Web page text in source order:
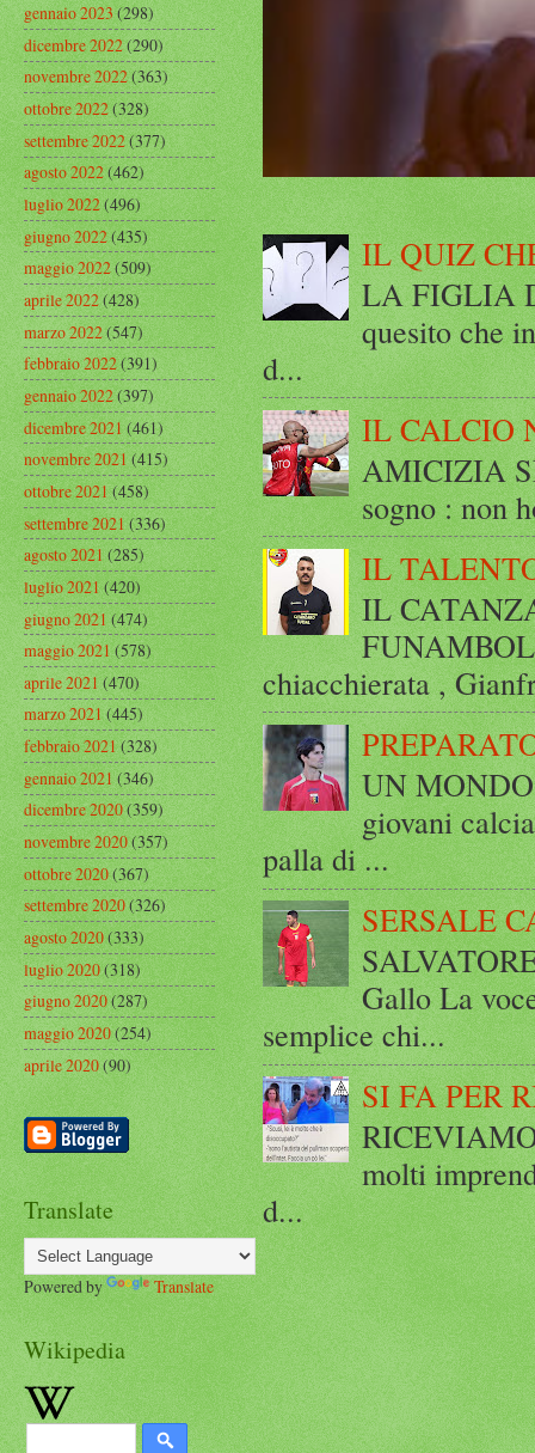
IL QUIZ
LA FIGLIA
quesito che
d...
IL CALCIO
AMICIZIA
sogno : non
IL
IL
chiacchierata ,
UN
giovani
palla di ...
SERSALE
Gallo La
semplice chi...
SI FA PER
molti
d...
gennaio 2023(298)
dicembre 2022(290)
novembre 2022(363)
ottobre 2022(328)
settembre 2022(377)
agosto 2022(462)
luglio 2022(496)
giugno 2022(435)
maggio 2022(509)
aprile 2022(428)
marzo 2022(547)
febbraio 2022(391)
gennaio 2022(397)
dicembre 2021(461)
novembre 2021(415)
ottobre 2021(458)
settembre 2021(336)
agosto 2021(285)
luglio 2021(420)
giugno 2021(474)
maggio 2021(578)
aprile 2021(470)
marzo 2021(445)
febbraio 2021(328)
gennaio 2021(346)
dicembre 2020(359)
novembre 2020(357)
ottobre 2020(367)
settembre 2020(326)
agosto 2020(333)
luglio 2020(318)
giugno 2020(287)
maggio 2020(254)
aprile 2020(90)
Translate
Powered by Translate
Wikipedia